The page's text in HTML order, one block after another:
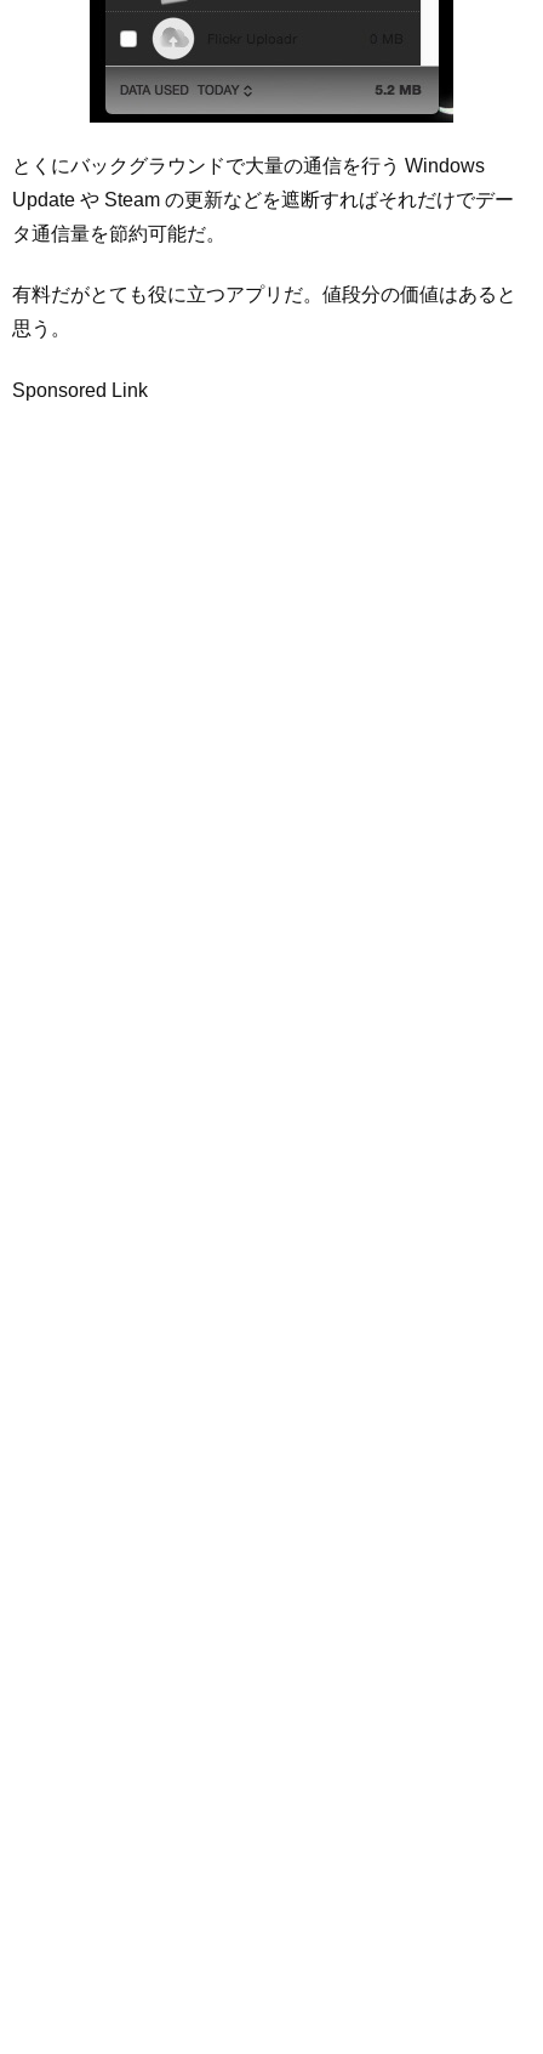
とくにバックグラウンドで大量の通信を行う Windows
Update や Steam の更新などを遮断すればそれだけでデー
タ通信量を節約可能だ。
有料だがとても役に立つアプリだ。値段分の価値はあると
思う。
Sponsored Link